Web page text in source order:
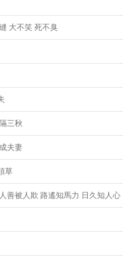
大不笑 死不臭
三秋
夫妻
草
善被人欺 路遙知馬力 日久知人心